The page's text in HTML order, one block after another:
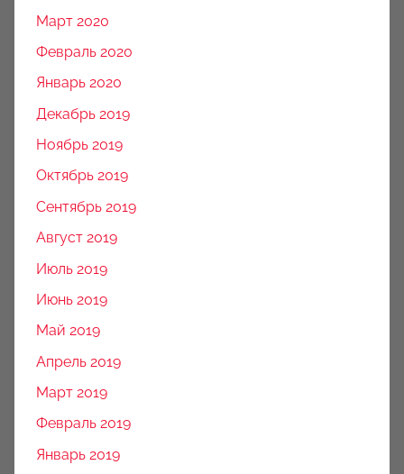
Март 2020
Февраль 2020
Январь 2020
Декабрь 2019
Ноябрь 2019
Октябрь 2019
Сентябрь 2019
Август 2019
Июль 2019
Июнь 2019
Май 2019
Апрель 2019
Март 2019
Февраль 2019
Январь 2019